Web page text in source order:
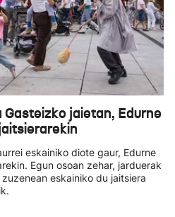
jaietan, Edurne
eskainiko diote gaur, Edurne
Egun osoan zehar, jarduerak
eskainiko du jaitsiera